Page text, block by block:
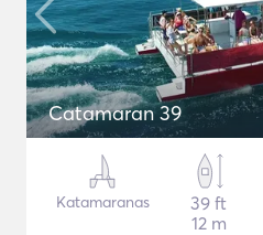
Catamaran 39
Katamaranas
39 ft
12 m